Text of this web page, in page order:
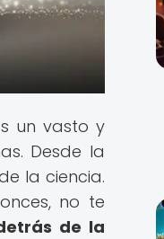
un vasto y
Desde la
la ciencia.
no te
de la